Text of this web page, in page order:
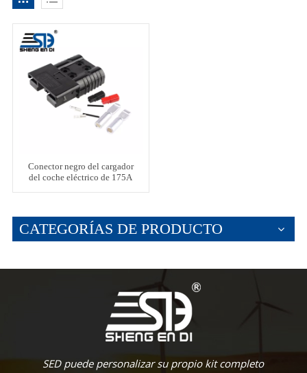
Conector negro del cargador
del coche eléctrico de 175A
CATEGORÍAS DE PRODUCTO
SED puede personalizar su propio kit completo